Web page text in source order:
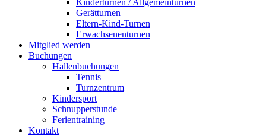
Kinderturnen / Allgemeinturnen
Gerätturnen
Eltern-Kind-Turnen
Erwachsenenturnen
Mitglied werden
Buchungen
Hallenbuchungen
Tennis
Turnzentrum
Kindersport
Schnupperstunde
Ferientraining
Kontakt